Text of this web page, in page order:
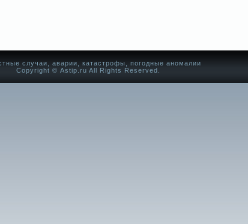
случаи, аварии, катастрофы, погодные аномалии
Copyright © Аstip.ru All Rights Reserved.